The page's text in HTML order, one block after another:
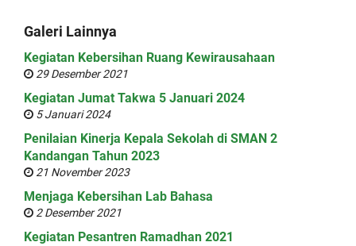
Galeri Lainnya
Kegiatan Kebersihan Ruang Kewirausahaan
29 Desember 2021
Kegiatan Jumat Takwa 5 Januari 2024
5 Januari 2024
Penilaian Kinerja Kepala Sekolah di SMAN 2
Kandangan Tahun 2023
21 November 2023
Menjaga Kebersihan Lab Bahasa
2 Desember 2021
Kegiatan Pesantren Ramadhan 2021